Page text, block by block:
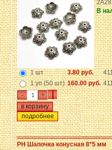
В
1 шт 3.80 руб.
1 уп (50 шт) 160.00 руб.
- +
подробнее
PH Шапочка конусная 8*5 мм